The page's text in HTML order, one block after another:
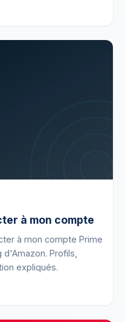
à mon compte
à mon compte Prime
Profils,
expliqués.